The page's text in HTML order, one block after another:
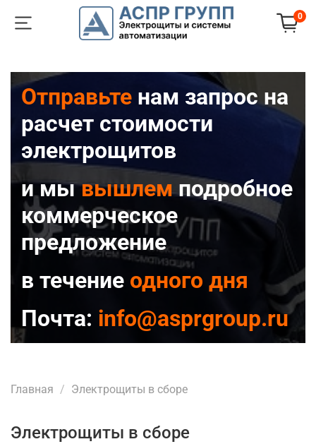
0
Отправьте нам запрос на
расчет стоимости
электрощитов
и мывышлемподробное
коммерческое
предложение
в течение одного дня
Почта: info@asprgroup.ru
Главная Электрощиты в сборе
Электрощиты в сборе